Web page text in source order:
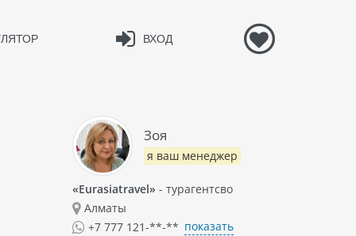
ВХОД
Зоя
я ваш менеджер
«Eurasiatravel» - турагентсво
Алматы
+7 777 121-**-** показать